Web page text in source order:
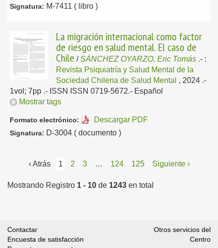
Signatura: M-7411 ( libro )
La migración internacional como factor
de riesgo en salud mental. El caso de
Chile /SÁNCHEZ OYARZO, Eric Tomás .- :
Revista Psiquiatría y Salud Mental de la
Sociedad Chilena de Salud Mental , 2024 .-
1vol; 7pp .- ISSN ISSN 0719-5672.- Español
Mostrar tags
Formato electrónico: Descargar PDF
Signatura: D-3004 ( documento )
‹ Atrás 1 2 3 … 124 125 Siguiente ›
Mostrando Registro 1 - 10 de 1243 en total
Contactar
Encuesta de satisfacción
Otros servicios del
Centro